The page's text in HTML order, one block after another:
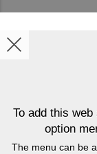
To add this
option
The menu can be